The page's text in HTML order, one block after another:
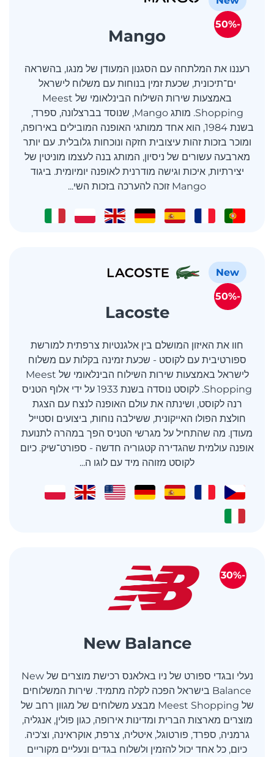
Mango
רעננו את המלתחה עם הסגנון המעודן של מנגו, בהשראה
ים־תיכונית, שכעת זמין בנוחות עם משלוח לישראל
באמצעות שירות השילוח הבינלאומי של Meest
Shopping. מותג Mango, שנוסד בברצלונה, ספרד,
בשנת 1984, הוא אחד ממותגי האופנה המובילים באירופה,
ומוכר בזכות זהות עיצובית חזקה ונוכחות גלובלית. עם יותר
מארבעה עשורים של ניסיון, המותג בנה לעצמו מוניטין של
יצירתיות, איכות וגישה מודרנית לאופנה יומיומית. ביגוד
Mango זוכה להערכה בזכות השי...
-50%
Lacoste
חוו את האיזון המושלם בין אלגנטיות צרפתית למורשת
ספורטיבית עם לקוסט - שכעת זמינה בקלות עם משלוח
לישראל באמצעות שירות השילוח הבינלאומי של Meest
Shopping. לקוסט נוסדה בשנת 1933 על ידי אלוף הטניס
רנה לקוסט, ושינתה את עולם האופנה לנצח עם הצגת
חולצת הפולו האייקונית, ששילבה נוחות, ביצועים וסטייל
מעודן. מה שהתחיל על מגרשי הטניס הפך במהרה לתנועת
אופנה עולמית שהגדירה קטגוריה חדשה - ספורט־שיק. כיום
לקוסט מזוהה מיד עם לוגו ה...
New
-50%
New Balance
נעלי ובגדי ספורט של ניו באלאנס רכישת מוצרים של New
Balance בישראל הפכה לקלה מתמיד. שירות המשלוחים
של Meest Shopping מבצע משלוחים של מגוון רחב של
מוצרים מארצות הברית ומדינות אירופה, כגון פולין, אנגליה,
גרמניה, ספרד, פורטוגל, איטליה, צרפת, אוקראינה, וצ'כיה.
כיום, כל אחד יכול להזמין ולשלוח בגדים ונעליים מקוריים
-30%